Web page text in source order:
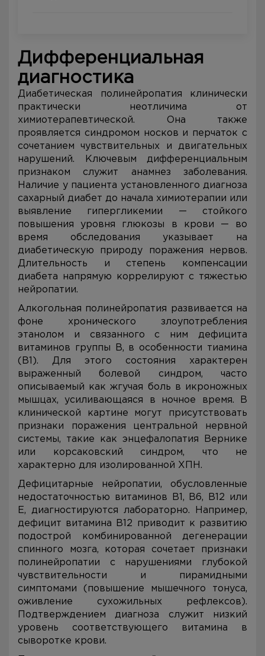
Дифференциальная
диагностика
Диабетическая полинейропатия клинически
практически неотличима от
химиотерапевтической. Она также
проявляется синдромом носков и перчаток с
сочетанием чувствительных и двигательных
нарушений. Ключевым дифференциальным
признаком служит анамнез заболевания.
Наличие у пациента установленного диагноза
сахарный диабет до начала химиотерапии или
выявление гипергликемии — стойкого
повышения уровня глюкозы в крови — во
время обследования указывает на
диабетическую природу поражения нервов.
Длительность и степень компенсации
диабета напрямую коррелируют с тяжестью
нейропатии.
Алкогольная полинейропатия развивается на
фоне хронического злоупотребления
этанолом и связанного с ним дефицита
витаминов группы В, в особенности тиамина
(В1). Для этого состояния характерен
выраженный болевой синдром, часто
описываемый как жгучая боль в икроножных
мышцах, усиливающаяся в ночное время. В
клинической картине могут присутствовать
признаки поражения центральной нервной
системы, такие как энцефалопатия Вернике
или корсаковский синдром, что не
характерно для изолированной ХПН.
Дефицитарные нейропатии, обусловленные
недостаточностью витаминов B1, B6, B12 или
E, диагностируются лабораторно. Например,
дефицит витамина B12 приводит к развитию
подострой комбинированной дегенерации
спинного мозга, которая сочетает признаки
полинейропатии с нарушениями глубокой
чувствительности и пирамидными
симптомами (повышение мышечного тонуса,
оживление сухожильных рефлексов).
Подтверждением диагноза служит низкий
уровень соответствующего витамина в
сыворотке крови.